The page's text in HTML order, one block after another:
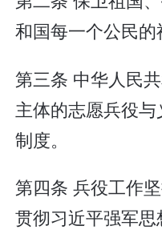
和国每一个公民的
第三条 中华人民
主体的志愿兵役
制度。
第四条 兵役工作
贯彻习近平强军